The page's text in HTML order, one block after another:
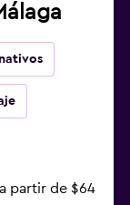
a partir de $64